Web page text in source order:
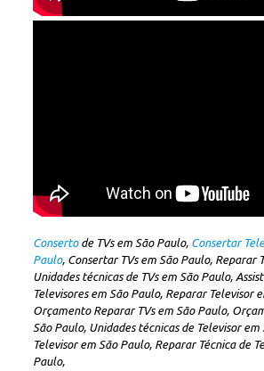
Consertode TVs em São Paulo, Consertar
Paulo, Consertar TVs em São Paulo, Reparar
Unidades técnicas de TVs em São Paulo,
Televisores em São Paulo, Reparar Televisor
Orçamento Reparar TVs em São Paulo,
São Paulo, Unidades técnicas de Televisor em
Televisor em São Paulo, Reparar Técnica de
Paulo,